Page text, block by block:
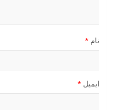
نام *
ایمیل *